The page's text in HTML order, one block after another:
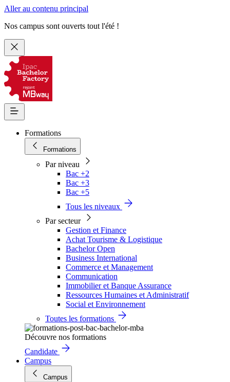
Aller au contenu principal
Nos campus sont ouverts tout l'été !
Formations
Formations
Par niveau
Bac +2
Bac +3
Bac +5
Tous les niveaux
Par secteur
Gestion et Finance
Achat Tourisme & Logistique
Bachelor Open
Business International
Commerce et Management
Communication
Immobilier et Banque Assurance
Ressources Humaines et Administratif
Social et Environnement
Toutes les formations
Découvre nos formations
Candidate
Campus
Campus